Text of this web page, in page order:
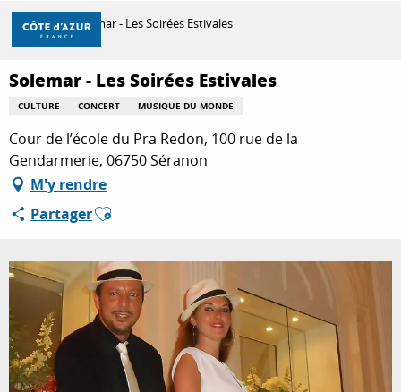
Aller
contenu
principal
DÉCOUVRIR
À FAIRE
SÉJOURNER
Accueil Solemar - Les Soirées Estivales
Solemar - Les Soirées Estivales
CULTURE CONCERT MUSIQUE DU MONDE
Cour de l’école du Pra Redon, 100 rue de la
Gendarmerie, 06750 Séranon
M'y rendre
PartagerAjouter aux favoris